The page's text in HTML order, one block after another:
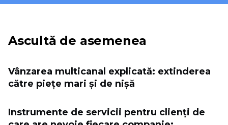
Ascultă de asemenea
Vânzarea multicanal explicată: extinderea
către piețe mari și de nișă
Instrumente de servicii pentru clienți de